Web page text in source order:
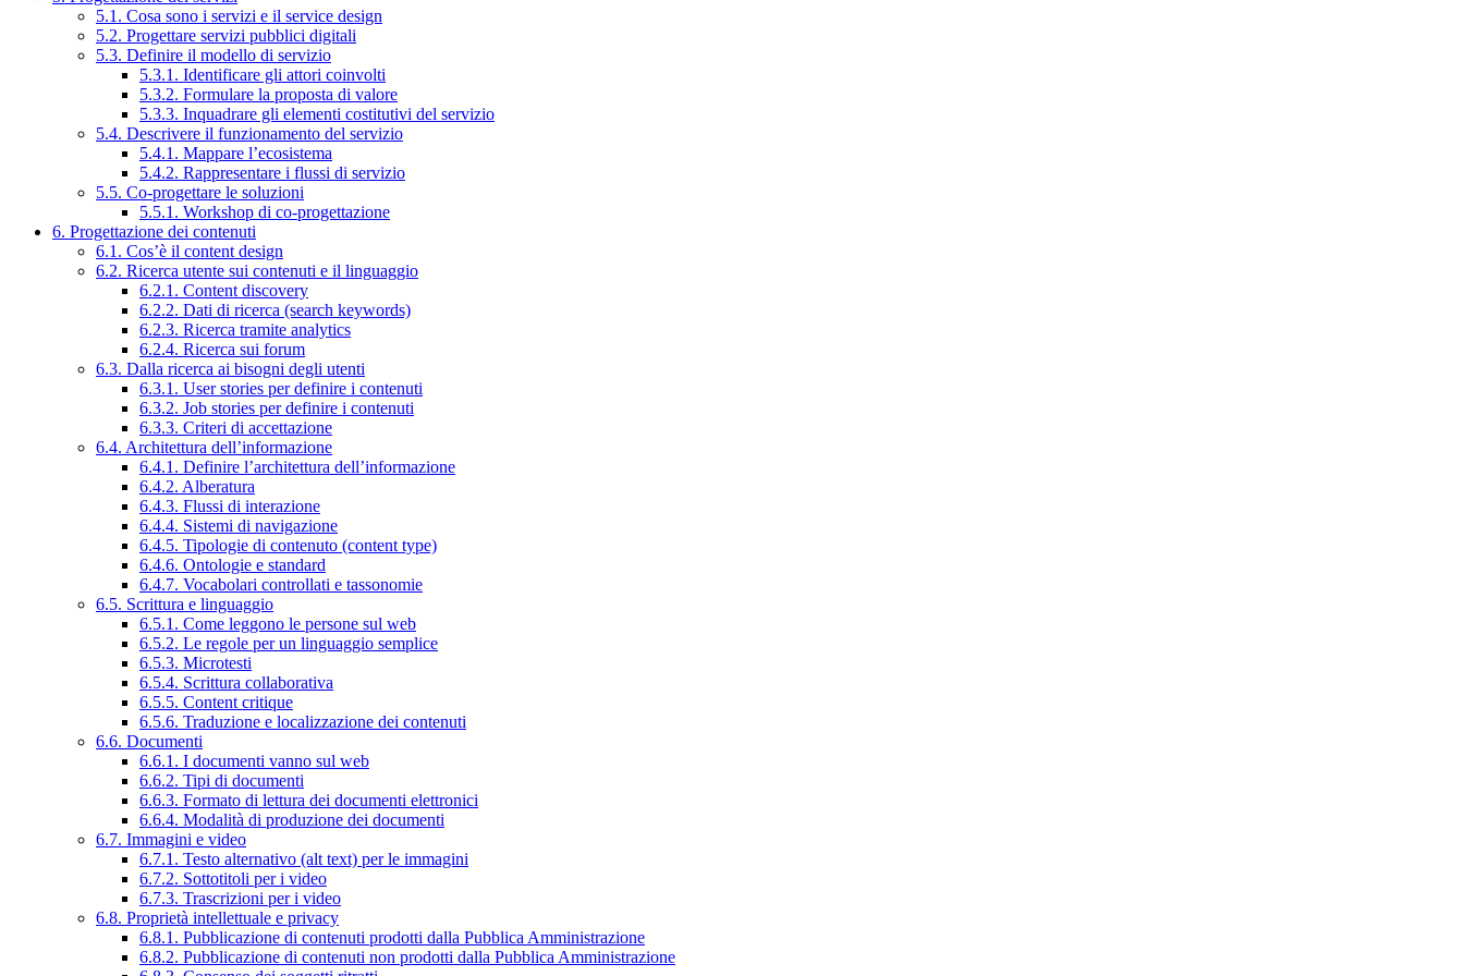
5.1. Cosa sono i servizi e il service design
5.2. Progettare servizi pubblici digitali
5.3. Definire il modello di servizio
5.3.1. Identificare gli attori coinvolti
5.3.2. Formulare la proposta di valore
5.3.3. Inquadrare gli elementi costitutivi del servizio
5.4. Descrivere il funzionamento del servizio
5.4.1. Mappare l’ecosistema
5.4.2. Rappresentare i flussi di servizio
5.5. Co-progettare le soluzioni
5.5.1. Workshop di co-progettazione
6. Progettazione dei contenuti
6.1. Cos’è il content design
6.2. Ricerca utente sui contenuti e il linguaggio
6.2.1. Content discovery
6.2.2. Dati di ricerca (search keywords)
6.2.3. Ricerca tramite analytics
6.2.4. Ricerca sui forum
6.3. Dalla ricerca ai bisogni degli utenti
6.3.1. User stories per definire i contenuti
6.3.2. Job stories per definire i contenuti
6.3.3. Criteri di accettazione
6.4. Architettura dell’informazione
6.4.1. Definire l’architettura dell’informazione
6.4.2. Alberatura
6.4.3. Flussi di interazione
6.4.4. Sistemi di navigazione
6.4.5. Tipologie di contenuto (content type)
6.4.6. Ontologie e standard
6.4.7. Vocabolari controllati e tassonomie
6.5. Scrittura e linguaggio
6.5.1. Come leggono le persone sul web
6.5.2. Le regole per un linguaggio semplice
6.5.3. Microtesti
6.5.4. Scrittura collaborativa
6.5.5. Content critique
6.5.6. Traduzione e localizzazione dei contenuti
6.6. Documenti
6.6.1. I documenti vanno sul web
6.6.2. Tipi di documenti
6.6.3. Formato di lettura dei documenti elettronici
6.6.4. Modalità di produzione dei documenti
6.7. Immagini e video
6.7.1. Testo alternativo (alt text) per le immagini
6.7.2. Sottotitoli per i video
6.7.3. Trascrizioni per i video
6.8. Proprietà intellettuale e privacy
6.8.1. Pubblicazione di contenuti prodotti dalla Pubblica Amministrazione
6.8.2. Pubblicazione di contenuti non prodotti dalla Pubblica Amministrazione